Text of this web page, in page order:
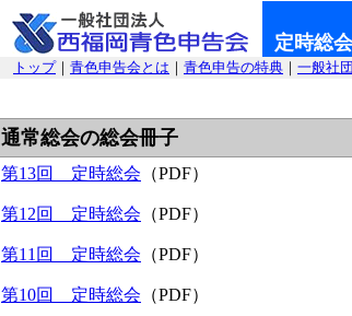
定時総
トップ｜ 青色申告会とは ｜ 青色申告の特典 ｜ 一般社
通常総会の総会冊子
第13回 定時総会 （PDF）
第12回 定時総会 （PDF）
第11回 定時総会 （PDF）
第10回 定時総会 （PDF）